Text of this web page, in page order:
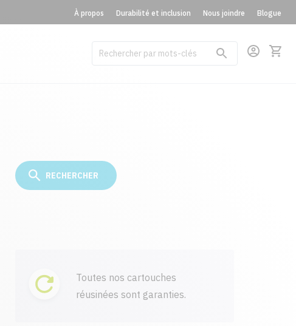
À propos Durabilité et inclusion Nous joindre Blogue
Toutes nos cartouches
réusinées sont garanties.